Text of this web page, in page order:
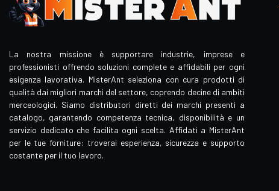
La nostra missione è supportare industrie, imprese e
professionisti offrendo soluzioni complete e affidabili per ogni
esigenza lavorativa. MisterAnt seleziona con cura prodotti di
qualità dai migliori marchi del settore, coprendo decine di ambiti
merceologici. Siamo distributori diretti dei marchi presenti a
catalogo, garantendo competenza tecnica, disponibilità e un
servizio dedicato che facilita ogni scelta. Affidati a MisterAnt
per le tue forniture: troverai esperienza, sicurezza e supporto
costante per il tuo lavoro.